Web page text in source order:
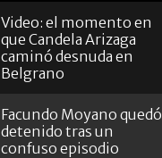
Video: el momento en
que Candela Arizaga
caminó desnuda en
Belgrano
Facundo Moyano quedó
detenido tras un
confuso episodio